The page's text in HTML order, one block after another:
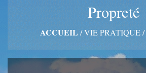
Propreté
ACCUEIL/VIE PRATIQUE/